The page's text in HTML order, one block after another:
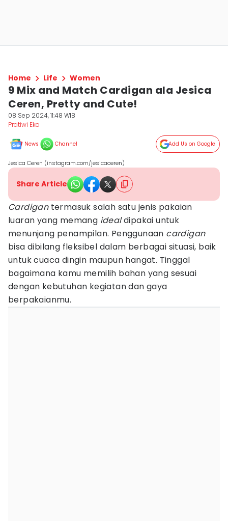
Home Life Women
9 Mix and Match Cardigan ala Jesica
Ceren, Pretty and Cute!
08 Sep 2024, 11:48 WIB
Pratiwi Eka
News Channel Add Us on Google
Jesica Ceren (instagram.com/jesicaceren)
Share Article
Cardigantermasuk salah satu jenis pakaian
luaran yang memang idealdipakai untuk
menunjang penampilan. Penggunaan cardigan
bisa dibilang fleksibel dalam berbagai situasi, baik
untuk cuaca dingin maupun hangat. Tinggal
bagaimana kamu memilih bahan yang sesuai
dengan kebutuhan kegiatan dan gaya
berpakaianmu.